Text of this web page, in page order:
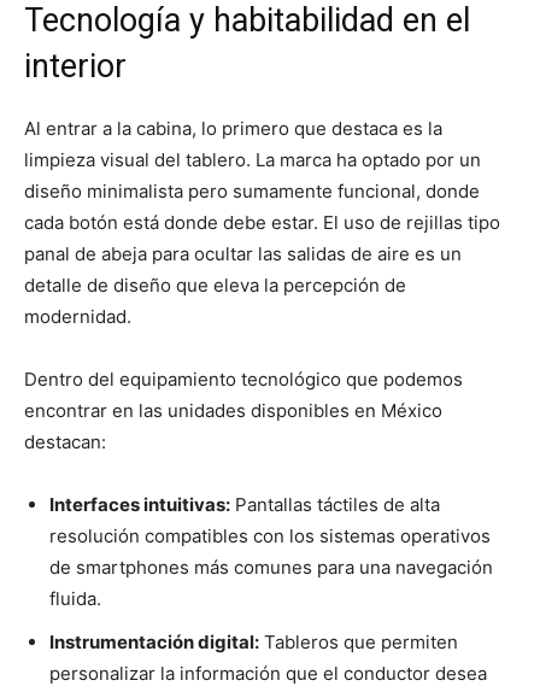
Tecnología y habitabilidad en el
interior
Al entrar a la cabina, lo primero que destaca es la
limpieza visual del tablero. La marca ha optado por un
diseño minimalista pero sumamente funcional, donde
cada botón está donde debe estar. El uso de rejillas tipo
panal de abeja para ocultar las salidas de aire es un
detalle de diseño que eleva la percepción de
modernidad.
Dentro del equipamiento tecnológico que podemos
encontrar en las unidades disponibles en México
destacan:
Interfaces intuitivas: Pantallas táctiles de alta
resolución compatibles con los sistemas operativos
de smartphones más comunes para una navegación
fluida.
Instrumentación digital: Tableros que permiten
personalizar la información que el conductor desea